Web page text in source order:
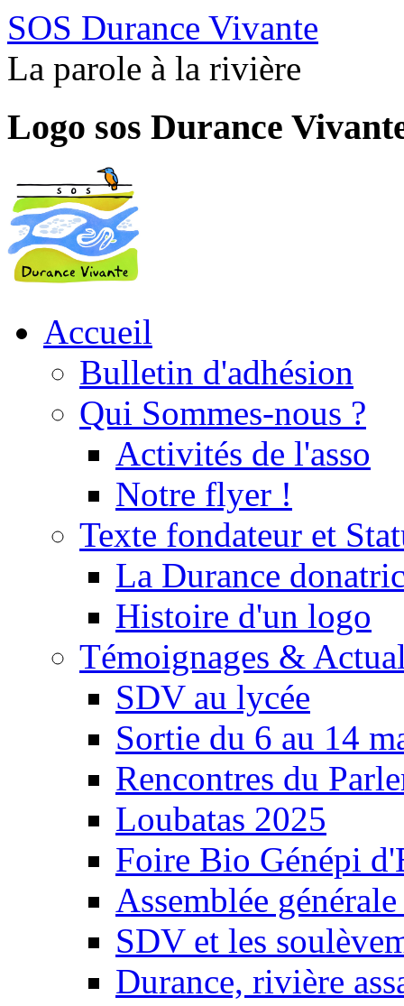
SOS Durance Vivante
La parole à la rivière
Logo sos Durance
Accueil
Bulletin d'adhésion
Qui Sommes-nous ?
Activités de l'asso
Notre flyer !
Texte fondateur et
La Durance
Histoire d'un logo
Témoignages &
SDV au lycée
Sortie du 6 au 14
Rencontres du
Loubatas 2025
Foire Bio Génépi
Assemblée
SDV et les
Durance, rivière